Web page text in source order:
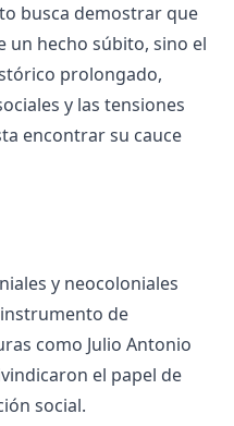
busca demostrar que
un hecho súbito, sino el
prolongado,
y las tensiones
encontrar su cauce
y neocoloniales
de
como Julio Antonio
el papel de
social.